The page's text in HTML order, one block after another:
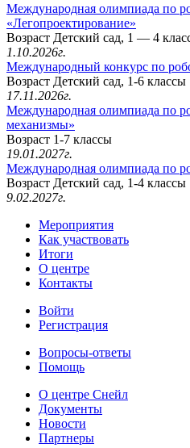
Международная олимпиада по
«Легопроектирование»
Возраст Детский сад, 1 — 4
1.10.2026г.
Международный конкурс по
Возраст Детский сад, 1-6 классы
17.11.2026г.
Международная олимпиада по
механизмы»
Возраст 1-7 классы
19.01.2027г.
Международная олимпиада по
Возраст Детский сад, 1-4 классы
9.02.2027г.
Мероприятия
Как участвовать
Итоги
О центре
Контакты
Войти
Регистрация
Вопросы-ответы
Помощь
О центре Снейл
Документы
Новости
Партнеры